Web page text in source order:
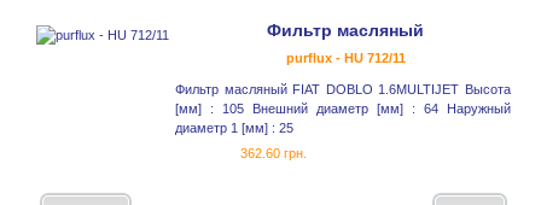
Фильтр масляный
purflux - HU 712/11
Фильтр масляный FIAT DOBLO 1.6MULTIJET Высота
[мм] : 105 Внешний диаметр [мм] : 64 Наружный
диаметр 1 [мм] : 25
362.60 грн.